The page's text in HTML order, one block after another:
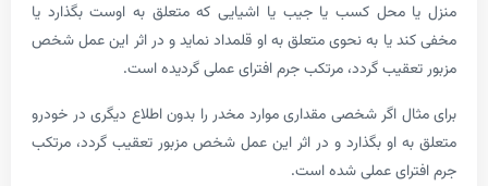
محل کسب یا جیب یا اشیایی که متعلق به او‌ست بگذارد یا
یا به نحوی متعلق به او قلمداد نماید و در اثر این عمل شخص
گردد، مرتکب جرم افترای عملی گردیده است.
اگر شخصی مقداری موارد مخدر را بدون اطلاع دیگری در خودرو
او بگذارد و در اثر این عمل شخص مزبور تعقیب گردد، مرتکب
عملی شده است.